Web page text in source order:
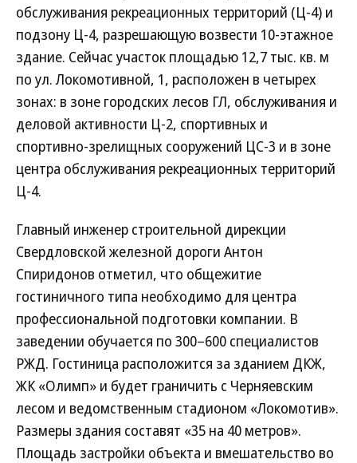
обслуживания рекреационных территорий (Ц-4) и
подзону Ц-4, разрешающую возвести 10-этажное
здание. Сейчас участок площадью 12,7 тыс. кв. м
по ул. Локомотивной, 1, расположен в четырех
зонах: в зоне городских лесов ГЛ, обслуживания и
деловой активности Ц-2, спортивных и
спортивно-зрелищных сооружений ЦС-3 и в зоне
центра обслуживания рекреационных территорий
Ц-4.
Главный инженер строительной дирекции
Свердловской железной дороги Антон
Спиридонов отметил, что общежитие
гостиничного типа необходимо для центра
профессиональной подготовки компании. В
заведении обучается по 300–600 специалистов
РЖД. Гостиница расположится за зданием ДКЖ,
ЖК «Олимп» и будет граничить с Черняевским
лесом и ведомственным стадионом «Локомотив».
Размеры здания составят «35 на 40 метров».
Площадь застройки объекта и вмешательство во